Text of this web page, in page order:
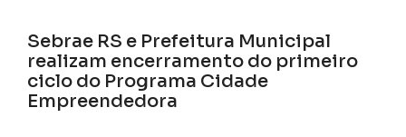
Sebrae RS e Prefeitura Municipal
realizam encerramento do primeiro
ciclo do Programa Cidade
Empreendedora